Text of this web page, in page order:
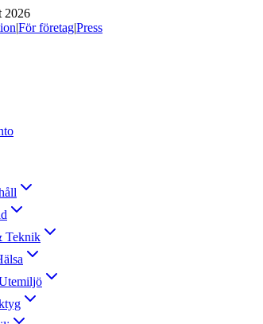
2026
|För företag|Press
Teknik